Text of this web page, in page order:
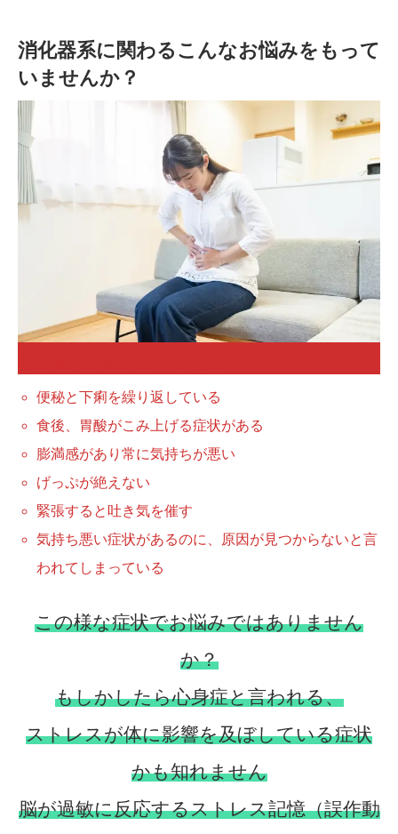
消化器系に関わるこんなお悩みをもって
いませんか？
便秘と下痢を繰り返している
食後、胃酸がこみ上げる症状がある
膨満感があり常に気持ちが悪い
げっぷが絶えない
緊張すると吐き気を催す
気持ち悪い症状があるのに、原因が見つからないと言
われてしまっている
この様な症状でお悩みではありません
か？
もしかしたら心身症と言われる、
ストレスが体に影響を及ぼしている症状
かも知れません
脳が過敏に反応するストレス記憶（誤作動